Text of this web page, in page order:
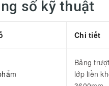
số kỹ thuật
Chi tiết
Bảng
lớp liền